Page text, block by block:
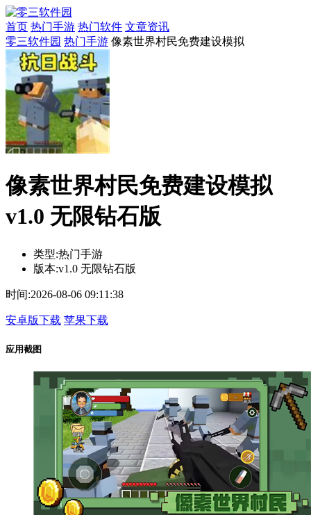
首页 热门手游 热门软件 文章资讯
零三软件园 热门手游 像素世界村民免费建设模拟
像素世界村民免费建设模拟
v1.0 无限钻石版
类型:热门手游
版本:v1.0 无限钻石版
时间:2026-08-06 09:11:38
安卓版下载 苹果下载
应用截图